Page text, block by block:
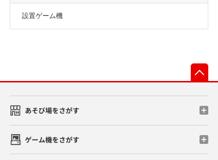
設置ゲーム機
あそび場をさがす
ゲーム機をさがす